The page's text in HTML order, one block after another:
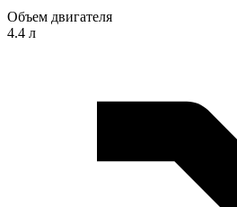
Объем двигателя
4.4 л